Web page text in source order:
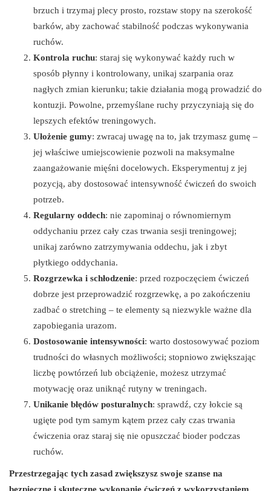
brzuch i trzymaj plecy prosto, rozstaw stopy na szerokość
barków, aby zachować stabilność podczas wykonywania
ruchów.
Kontrola ruchu: staraj się wykonywać każdy ruch w
sposób płynny i kontrolowany, unikaj szarpania oraz
nagłych zmian kierunku; takie działania mogą prowadzić do
kontuzji. Powolne, przemyślane ruchy przyczyniają się do
lepszych efektów treningowych.
Ułożenie gumy: zwracaj uwagę na to, jak trzymasz gumę –
jej właściwe umiejscowienie pozwoli na maksymalne
zaangażowanie mięśni docelowych. Eksperymentuj z jej
pozycją, aby dostosować intensywność ćwiczeń do swoich
potrzeb.
Regularny oddech: nie zapominaj o równomiernym
oddychaniu przez cały czas trwania sesji treningowej;
unikaj zarówno zatrzymywania oddechu, jak i zbyt
płytkiego oddychania.
Rozgrzewka i schłodzenie: przed rozpoczęciem ćwiczeń
dobrze jest przeprowadzić rozgrzewkę, a po zakończeniu
zadbać o stretching – te elementy są niezwykle ważne dla
zapobiegania urazom.
Dostosowanie intensywności: warto dostosowywać poziom
trudności do własnych możliwości; stopniowo zwiększając
liczbę powtórzeń lub obciążenie, możesz utrzymać
motywację oraz uniknąć rutyny w treningach.
Unikanie błędów posturalnych: sprawdź, czy łokcie są
ugięte pod tym samym kątem przez cały czas trwania
ćwiczenia oraz staraj się nie opuszczać bioder podczas
ruchów.
Przestrzegając tych zasad zwiększysz swoje szanse na
bezpieczne i skuteczne wykonanie ćwiczeń z wykorzystaniem